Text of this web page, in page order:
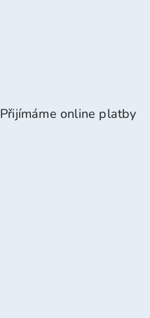
Přijímáme online platby